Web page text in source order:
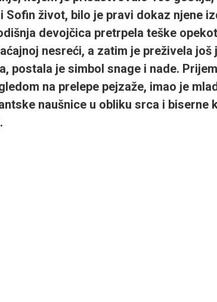
Sofin život, bilo je pravi dokaz njene
devojčica pretrpela teške
nesreći, a zatim je preživela još
postala je simbol snage i nade.
na prelepe pejzaže, imao je
naušnice u obliku srca i biserne